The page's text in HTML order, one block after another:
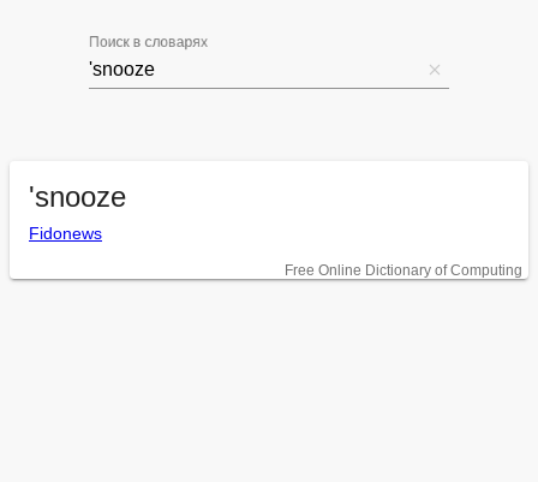
Поиск в словарях
'snooze
Fidonews
Free Online Dictionary of Computing